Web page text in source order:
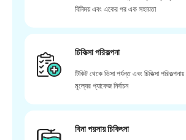
বিনিময় এবং একের পর এক সহায়তা
চিকিত্সা পরিকল্পনা
টিকিট থেকে ভিসা পর্যন্ত এবং চিকিত্সা
মূল্যের প্যাকেজ নির্বাচন
বিনা পয়সায় চিকিৎসা